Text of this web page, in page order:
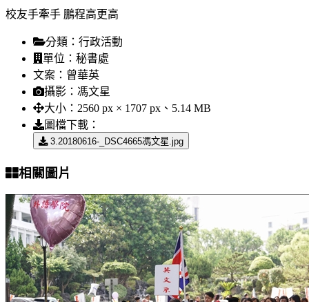
校友手牽手 鵬程高更高
分類： 行政活動
單位： 秘書處
文案： 曾華英
攝影： 馮文星
大小： 2560 px × 1707 px、5.14 MB
圖檔下載：
3.20180616-_DSC4665馮文星.jpg
相關圖片